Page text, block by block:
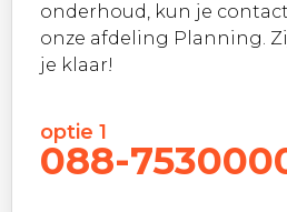
onderhoud, kun je
onze afdeling Planning.
je klaar!
optie 1
088-